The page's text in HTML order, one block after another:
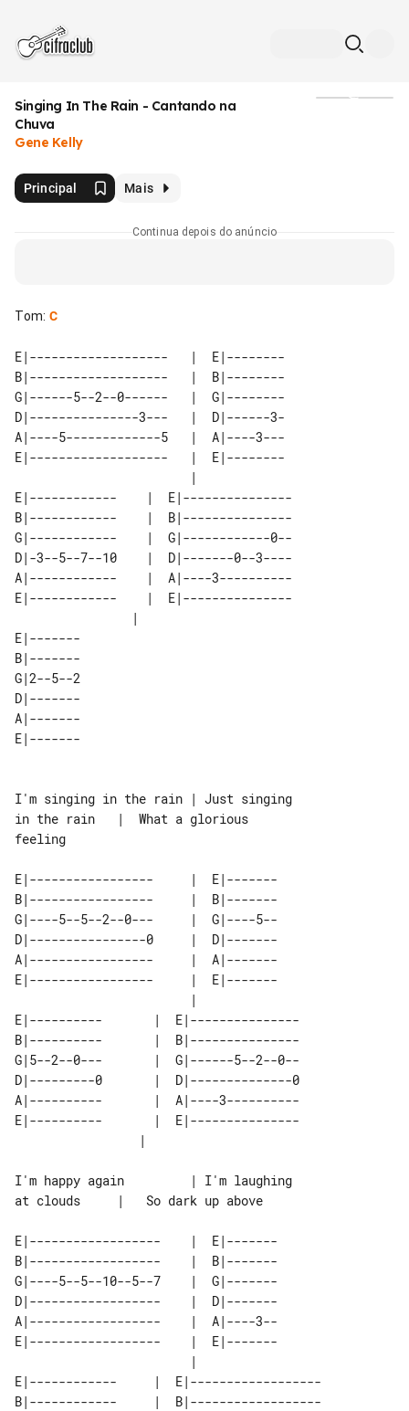
Singing In The Rain - Cantando na
Chuva
Gene Kelly
Principal Mais
Continua depois do anúncio
Tom: C
E|-------------------   |  E|--------
B|-------------------   |  B|--------
G|------5--2--0------   |  G|--------
D|---------------3---   |  D|------3-
A|----5-------------5   |  A|----3---
E|-------------------   |  E|--------
E|------------    |  E|---------------
B|------------    |  B|---------------
G|------------    |  G|------------0--
D|-3--5--7--10    |  D|-------0--3----
A|------------    |  A|----3----------
E|------------    |  E|---------------
E|-------
B|-------
G|2--5--2
D|-------
A|-------
E|-------
I'm singing in the rain | Just singing
in the rain   |  What a glorious
feeling
E|-----------------     |  E|-------
B|-----------------     |  B|-------
G|----5--5--2--0---     |  G|----5--
D|----------------0     |  D|-------
A|-----------------     |  A|-------
E|-----------------     |  E|-------
E|----------       |  E|---------------
B|----------       |  B|---------------
G|5--2--0---       |  G|------5--2--0--
D|---------0       |  D|--------------0
A|----------       |  A|----3----------
E|----------       |  E|---------------
I'm happy again         | I'm laughing
at clouds     |   So dark up above
E|------------------    |  E|-------
B|------------------    |  B|-------
G|----5--5--10--5--7    |  G|-------
D|------------------    |  D|-------
A|------------------    |  A|----3--
E|------------------    |  E|-------
E|------------     |  E|------------------
B|------------     |  B|------------------